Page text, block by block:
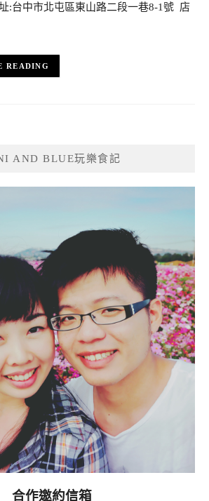
:台中市北屯區東山路二段一巷8-1號 店
READING
AND BLUE玩樂食記
合作邀約信箱